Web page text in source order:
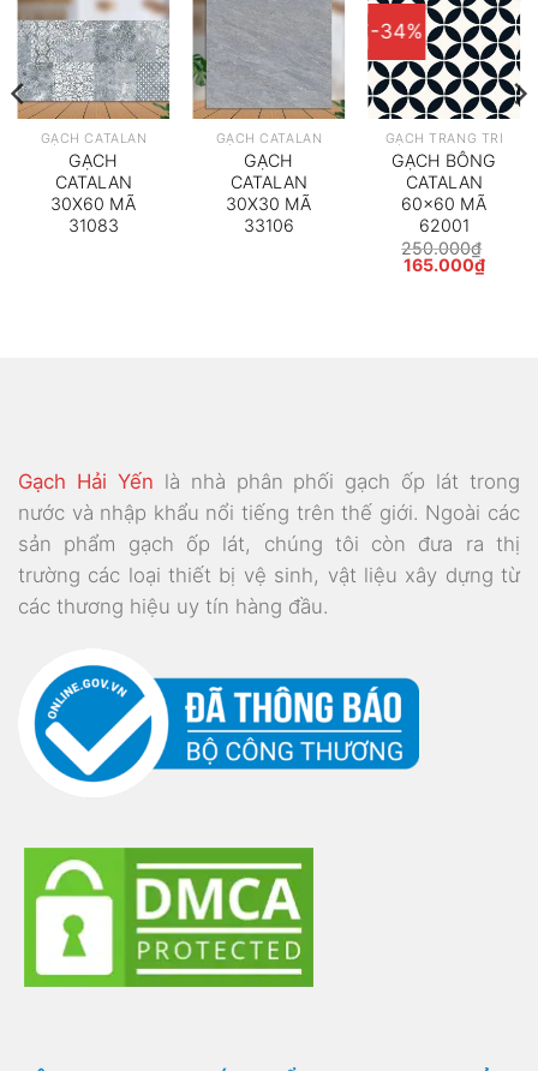
GẠCH CATALAN
GẠCH
CATALAN
30X60 MÃ
31083
GẠCH CATALAN
GẠCH
CATALAN
30X30 MÃ
33106
-34%
GẠCH TRANG TRÍ
GẠCH BÔNG
CATALAN
60×60 MÃ
62001
250.000₫
Giá
165.000₫Giá
hiện
Gạch Hải Yến là nhà phân phối gạch ốp lát trong
nước và nhập khẩu nổi tiếng trên thế giới. Ngoài các
sản phẩm gạch ốp lát, chúng tôi còn đưa ra thị
trường các loại thiết bị vệ sinh, vật liệu xây dựng từ
các thương hiệu uy tín hàng đầu.